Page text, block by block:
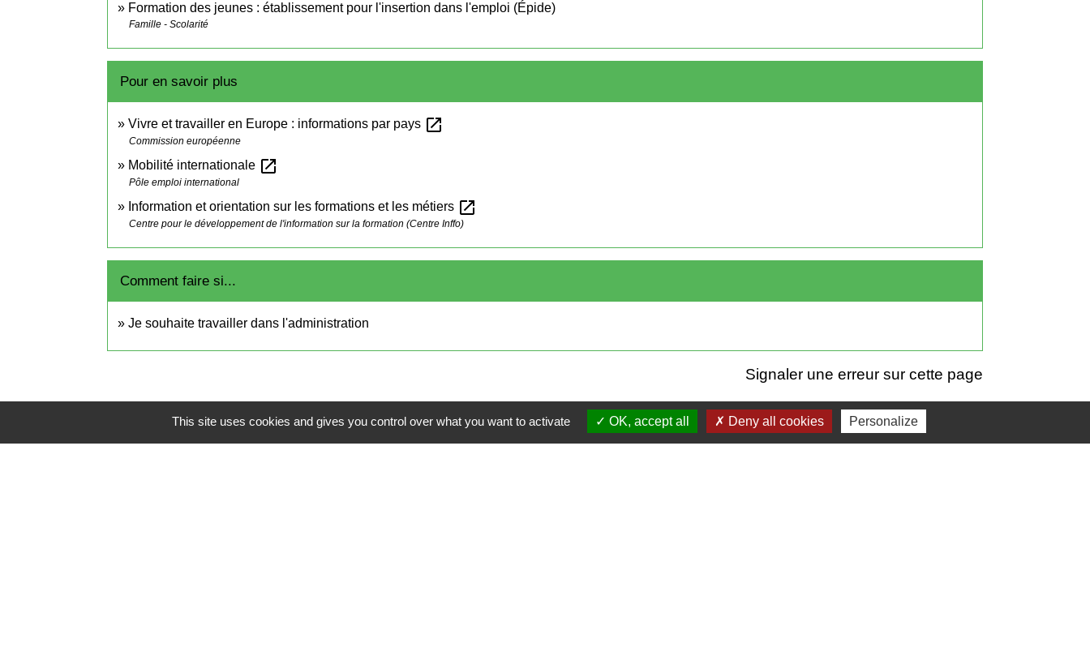
Formation des jeunes : établissement pour l'insertion dans l'emploi (Épide)
Famille - Scolarité
Pour en savoir plus
Vivre et travailler en Europe : informations par pays open_in_new
Commission européenne
Mobilité internationale open_in_new
Pôle emploi international
Information et orientation sur les formations et les métiers open_in_new
Centre pour le développement de l'information sur la formation (Centre Inffo)
Comment faire si...
Je souhaite travailler dans l'administration
Signaler une erreur sur cette page
This site uses cookies and gives you control over what you want to activate OK, accept all Deny all cookies Personalize